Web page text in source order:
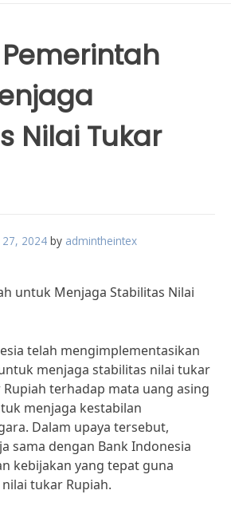
Nilai Tukar
2024 by admintheintex
untuk Menjaga Stabilitas Nilai
telah mengimplementasikan
menjaga stabilitas nilai tukar
terhadap mata uang asing
menjaga kestabilan
Dalam upaya tersebut,
sama dengan Bank Indonesia
kebijakan yang tepat guna
tukar Rupiah.